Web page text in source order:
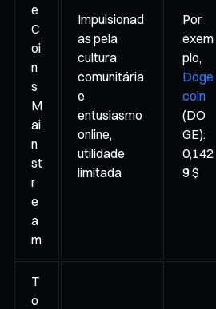
e
C
oi
n
s
M
ai
n
st
r
e
a
m
Impulsionad
as pela
cultura
comunitária
e
entusiasmo
online,
utilidade
limitada
Por
exem
plo,
Doge
coin
(DO
GE):
0,142
9 $
T
o